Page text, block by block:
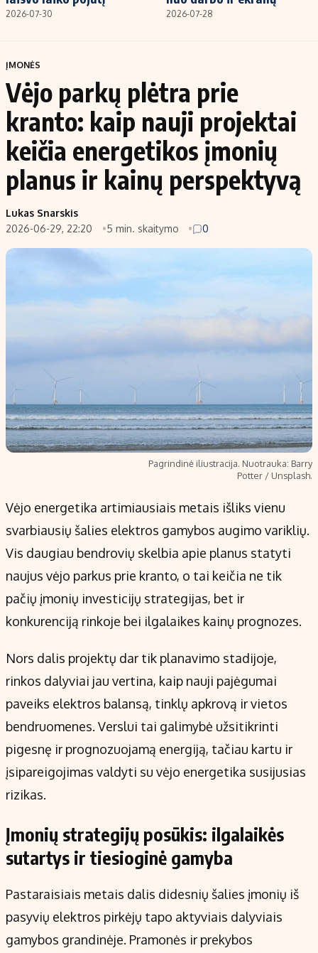
2026-07-30 2026-07-28
ĮMONĖS
Vėjo parkų plėtra prie
kranto: kaip nauji projektai
keičia energetikos įmonių
planus ir kainų perspektyvą
Lukas Snarskis
2026-06-29, 22:20
5 min. skaitymo 0
Pagrindinė iliustracija. Nuotrauka: Barry
Potter / Unsplash.
Vėjo energetika artimiausiais metais išliks vienu
svarbiausių šalies elektros gamybos augimo variklių.
Vis daugiau bendrovių skelbia apie planus statyti
naujus vėjo parkus prie kranto, o tai keičia ne tik
pačių įmonių investicijų strategijas, bet ir
konkurenciją rinkoje bei ilgalaikes kainų prognozes.
Nors dalis projektų dar tik planavimo stadijoje,
rinkos dalyviai jau vertina, kaip nauji pajėgumai
paveiks elektros balansą, tinklų apkrovą ir vietos
bendruomenes. Verslui tai galimybė užsitikrinti
pigesnę ir prognozuojamą energiją, tačiau kartu ir
įsipareigojimas valdyti su vėjo energetika susijusias
rizikas.
Įmonių strategijų posūkis: ilgalaikės
sutartys ir tiesioginė gamyba
Pastaraisiais metais dalis didesnių šalies įmonių iš
pasyvių elektros pirkėjų tapo aktyviais dalyviais
gamybos grandinėje. Pramonės ir prekybos